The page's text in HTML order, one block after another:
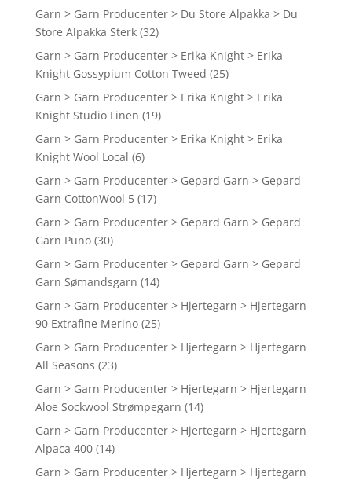
Garn > Garn Producenter > Du Store Alpakka > Du
Store Alpakka Sterk (32)
Garn > Garn Producenter > Erika Knight > Erika
Knight Gossypium Cotton Tweed (25)
Garn > Garn Producenter > Erika Knight > Erika
Knight Studio Linen (19)
Garn > Garn Producenter > Erika Knight > Erika
Knight Wool Local (6)
Garn > Garn Producenter > Gepard Garn > Gepard
Garn CottonWool 5 (17)
Garn > Garn Producenter > Gepard Garn > Gepard
Garn Puno (30)
Garn > Garn Producenter > Gepard Garn > Gepard
Garn Sømandsgarn (14)
Garn > Garn Producenter > Hjertegarn > Hjertegarn
90 Extrafine Merino (25)
Garn > Garn Producenter > Hjertegarn > Hjertegarn
All Seasons (23)
Garn > Garn Producenter > Hjertegarn > Hjertegarn
Aloe Sockwool Strømpegarn (14)
Garn > Garn Producenter > Hjertegarn > Hjertegarn
Alpaca 400 (14)
Garn > Garn Producenter > Hjertegarn > Hjertegarn